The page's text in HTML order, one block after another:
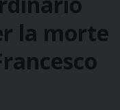
la morte